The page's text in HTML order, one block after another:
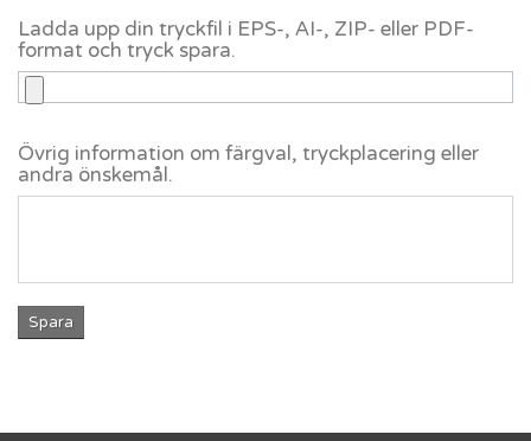
Ladda upp din tryckfil i EPS-, AI-, ZIP- eller PDF-
format och tryck spara.
Övrig information om färgval, tryckplacering eller
andra önskemål.
Spara